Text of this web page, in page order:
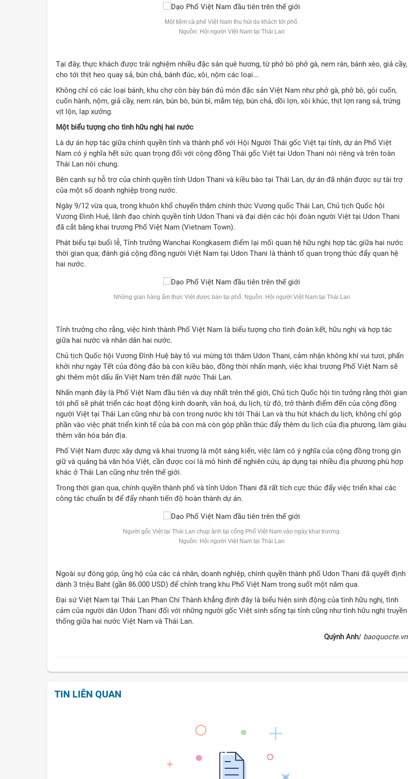
Một tiệm cà phê Việt Nam thu hút du khách tới phố.
Nguồn: Hội người VIệt Nam tại Thái Lan
Tại đây, thực khách được trải nghiệm nhiều đặc sản quê hương, từ phở bò phở gà, nem rán, bánh xèo, giả cầy,
cho tới thịt heo quay sả, bún chả, bánh đúc, xôi, nộm các loại...
Không chỉ có các loại bánh, khu chợ còn bày bán đủ món đặc sản Việt Nam như phở gà, phở bò, gỏi cuốn,
cuốn hành, nộm, giả cầy, nem rán, bún bò, bún bì, mắm tép, bún chả, dồi lợn, xôi khúc, thịt lợn rang sả, trứng
vịt lộn, lạp xưởng.
Một biểu tượng cho tình hữu nghị hai nước
Là dự án hợp tác giữa chính quyền tỉnh và thành phố với Hội Người Thái gốc Việt tại tỉnh, dự án Phố Việt
Nam có ý nghĩa hết sức quan trọng đối với cộng đồng Thái gốc Việt tại Udon Thani nói riêng và trên toàn
Thái Lan nói chung.
Bên cạnh sự hỗ trợ của chính quyền tỉnh Udon Thani và kiều bào tại Thái Lan, dự án đã nhận được sự tài trợ
của một số doanh nghiệp trong nước.
Ngày 9/12 vừa qua, trong khuôn khổ chuyến thăm chính thức Vương quốc Thái Lan, Chủ tịch Quốc hội
Vương Đình Huệ, lãnh đạo chính quyền tỉnh Udon Thani và đại diện các hội đoàn người Việt tại Udon Thani
đã cắt băng khai trương Phố Việt Nam (Vietnam Town).
Phát biểu tại buổi lễ, Tỉnh trưởng Wanchai Kongkasem điểm lại mối quan hệ hữu nghị hợp tác giữa hai nước
thời gian qua; đánh giá cộng đồng người Việt Nam tại Udon Thani là thành tố quan trọng thúc đẩy quan hệ
hai nước.
Những gian hàng ẩm thực Việt được bán tại phố. Nguồn: Hội người Việt Nam tại Thái Lan
Tỉnh trưởng cho rằng, việc hình thành Phố Việt Nam là biểu tượng cho tình đoàn kết, hữu nghị và hợp tác
giữa hai nước và nhân dân hai nước.
Chủ tịch Quốc hội Vương Đình Huệ bày tỏ vui mừng tới thăm Udon Thani, cảm nhận không khí vui tươi, phấn
khởi như ngày Tết của đông đảo bà con kiều bào, đồng thời nhấn mạnh, việc khai trương Phố Việt Nam sẽ
ghi thêm một dấu ấn Việt Nam trên đất nước Thái Lan.
Nhấn mạnh đây là Phố Việt Nam đầu tiên và duy nhất trên thế giới, Chủ tịch Quốc hội tin tưởng rằng thời gian
tới phố sẽ phát triển các hoạt động kinh doanh, văn hoá, du lịch, từ đó, trở thành điểm đến của cộng đồng
người Việt tại Thái Lan cũng như bà con trong nước khi tới Thái Lan và thu hút khách du lịch, không chỉ góp
phần vào việc phát triển kinh tế của bà con mà còn góp phần thúc đẩy thêm du lịch của địa phương, làm giàu
thêm văn hóa bản địa.
Phố Việt Nam được xây dựng và khai trương là một sáng kiến, việc làm có ý nghĩa của cộng đồng trong gìn
giữ và quảng bá văn hóa Việt, cần được coi là mô hình để nghiên cứu, áp dụng tại nhiều địa phương phù hợp
khác ở Thái Lan cũng như trên thế giới.
Trong thời gian qua, chính quyền thành phố và tỉnh Udon Thani đã rất tích cực thúc đẩy việc triển khai các
công tác chuẩn bị để đẩy nhanh tiến độ hoàn thành dự án.
Người gốc Việt tại Thái Lan chụp ảnh tại cổng Phố Việt Nam vào ngày khai trương.
Nguồn: Hội người Việt Nam tại Thái Lan
Ngoài sự đóng góp, ủng hộ của các cá nhân, doanh nghiệp, chính quyền thành phố Udon Thani đã quyết định
dành 3 triệu Baht (gần 86.000 USD) để chỉnh trang khu Phố Việt Nam trong suốt một năm qua.
Đại sứ Việt Nam tại Thái Lan Phan Chí Thành khẳng định đây là biểu hiện sinh động của tình hữu nghị, tình
cảm của người dân Udon Thani đối với những người gốc Việt sinh sống tại tỉnh cũng như tình hữu nghị truyền
thống giữa hai nước Việt Nam và Thái Lan.
Quỳnh Anh/ baoquocte.vn
TIN LIÊN QUAN